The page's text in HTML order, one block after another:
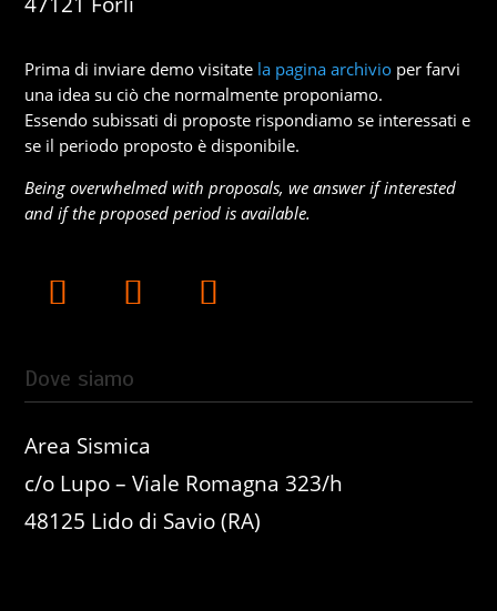
Prima di inviare demo visitate la pagina archivio per farvi
una idea su ciò che normalmente proponiamo.
Essendo subissati di proposte rispondiamo se interessati e
se il periodo proposto è disponibile.
Being overwhelmed with proposals, we answer if interested
and if the proposed period is available.
Dove siamo
Area Sismica
c/o Lupo – Viale Romagna 323/h
48125 Lido di Savio (RA)